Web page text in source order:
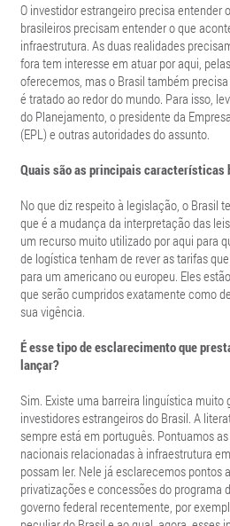
O investidor estrangeiro precisa entender
brasileiros precisam entender o que
infraestrutura. As duas realidades
fora tem interesse em atuar por aqui,
oferecemos, mas o Brasil também
é tratado ao redor do mundo. Para isso,
do Planejamento, o presidente da
(EPL) e outras autoridades do assunto.
Quais são as principais características
No que diz respeito à legislação, o Brasil
que é a mudança da interpretação das
um recurso muito utilizado por aqui para
de logística tenham de rever as tarifas
para um americano ou europeu. Eles
que serão cumpridos exatamente como
sua vigência.
É esse tipo de esclarecimento que
lançar?
Sim. Existe uma barreira linguística muito
investidores estrangeiros do Brasil. A
sempre está em português. Pontuamos
nacionais relacionadas à infraestrutura
possam ler. Nele já esclarecemos pontos
privatizações e concessões do programa
governo federal recentemente, por